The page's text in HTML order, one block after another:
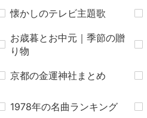
懐かしのテレビ主題歌
お歳暮とお中元｜季節の贈
り物
京都の金運神社まとめ
1978年の名曲ランキング